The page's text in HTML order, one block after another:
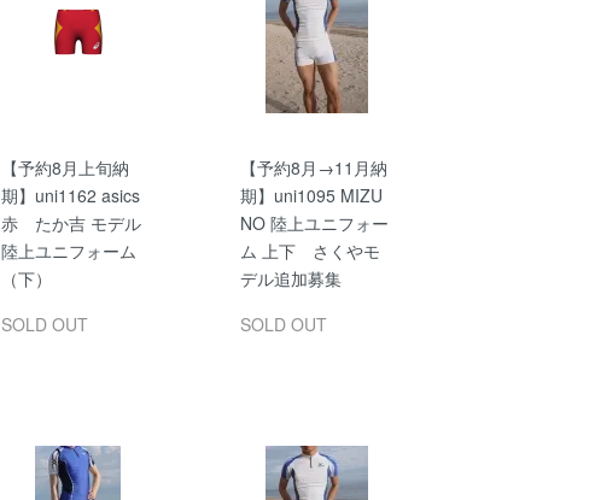
【予約8月上旬納
期】uni1162 asics
赤 たか吉 モデル
陸上ユニフォーム
（下）
SOLD OUT
【予約8月→11月納
期】uni1095 MIZU
NO 陸上ユニフォー
ム 上下 さくやモ
デル追加募集
SOLD OUT